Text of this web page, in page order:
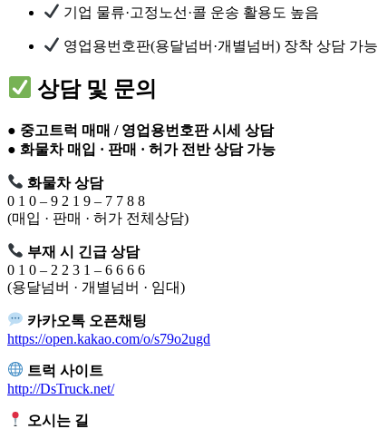
기업 물류·고정노선·콜 운송 활용도 높음
영업용번호판(용달넘버·개별넘버) 장착 상담 가능
상담 및 문의
● 중고트럭 매매 / 영업용번호판 시세 상담
● 화물차 매입 · 판매 · 허가 전반 상담 가능
화물차 상담
0 1 0 – 9 2 1 9 – 7 7 8 8
(매입 · 판매 · 허가 전체상담)
부재 시 긴급 상담
0 1 0 – 2 2 3 1 – 6 6 6 6
(용달넘버 · 개별넘버 · 임대)
카카오톡 오픈채팅
https://open.kakao.com/o/s79o2ugd
트럭 사이트
http://DsTruck.net/
오시는 길